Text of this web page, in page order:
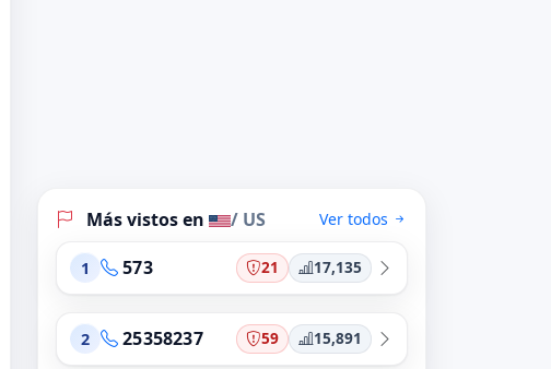
Más vistos en / US Ver todos
1 573 21 17,135
2 25358237 59 15,891